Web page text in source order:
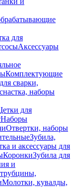
для
Аксессуары
Комплектующие
сварки,
наборы
для
Наборы
Отвертки, наборы
Зубила,
и аксессуары для
КоронкиЗубила для
и
Молотки, кувалды,